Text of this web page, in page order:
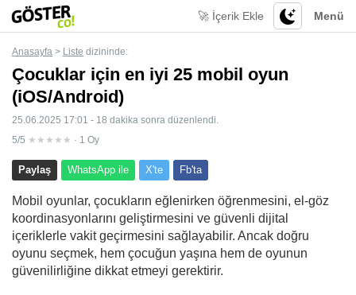
Menü
🚀 İçerik Ekle
Anasayfa > Liste dizininde:
Çocuklar için en iyi 25 mobil oyun
(iOS/Android)
25.06.2025 17:01 - 18 dakika sonra düzenlendi.
5/5 ★★★★★ · 1 Oy
Paylaş WhatsApp ile X'te Fb'ta
Mobil oyunlar, çocukların eğlenirken öğrenmesini, el-göz
koordinasyonlarını geliştirmesini ve güvenli dijital
içeriklerle vakit geçirmesini sağlayabilir. Ancak doğru
oyunu seçmek, hem çocuğun yaşına hem de oyunun
güvenilirliğine dikkat etmeyi gerektirir.